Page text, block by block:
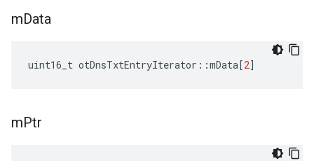
mData
uint16_t otDnsTxtEntryIterator ::mData[2]
mPtr